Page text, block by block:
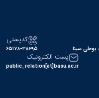
سینا
کدپستی
۶۵۱۷۸-۳۸۶۹۵
پست الکترونیک
public_relation[at]basu.ac.ir